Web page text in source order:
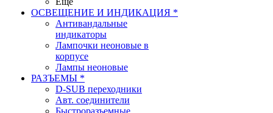
ОСВЕЩЕНИЕ И ИНДИКАЦИЯ *
Антивандальные
индикаторы
Лампочки неоновые в
корпусе
Лампы неоновые
РАЗЪЕМЫ *
D-SUB переходники
Авт. соединители
Быстроразъемные